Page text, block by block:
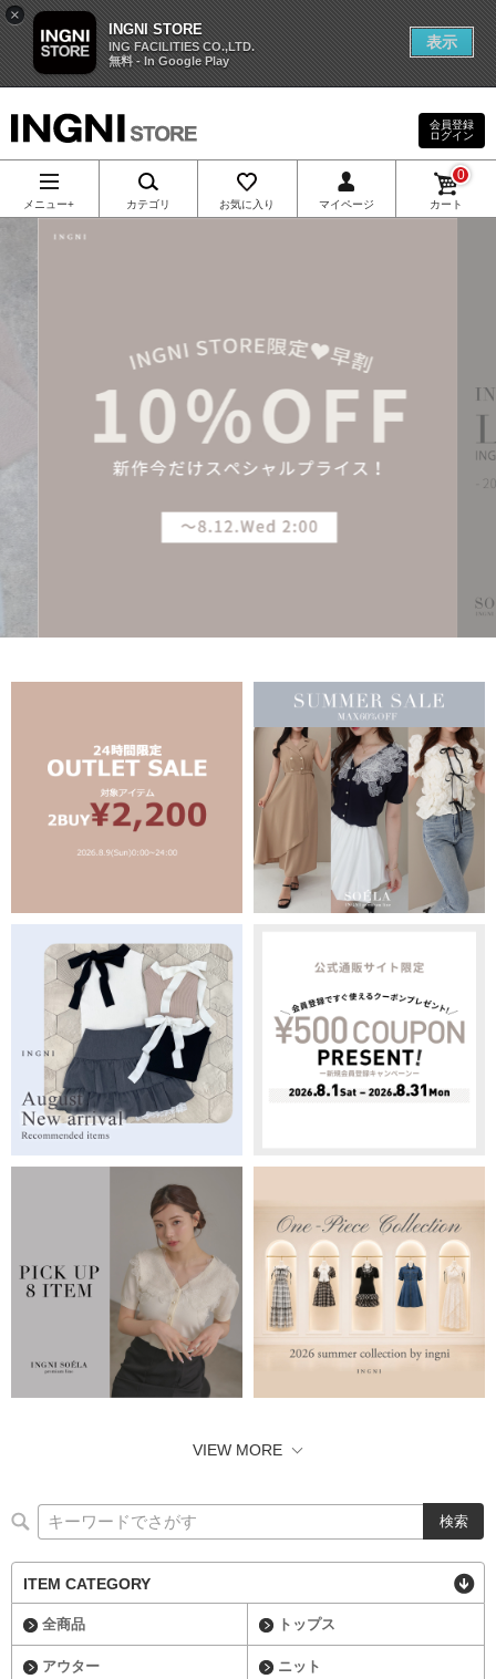
×
INGNI STORE
ING FACILITIES CO.,LTD.
無料 - In Google Play
表示
INGNI（イン
グ）公式通
会員登録
ログイン
メニュー+ カテゴリ お気に入り マイページ カート
0
VIEW MORE
ITEM CATEGORY
全商品 トップス
アウター ニット